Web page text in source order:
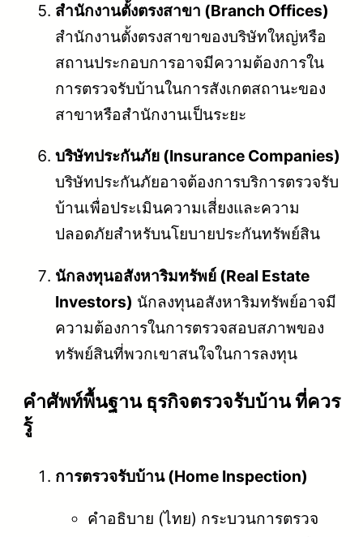
สำนักงานตั้งตรงสาขา (Branch Offices)
สำนักงานตั้งตรงสาขาของบริษัทใหญ่หรือ
สถานประกอบการอาจมีความต้องการใน
การตรวจรับบ้านในการสังเกตสถานะของ
สาขาหรือสำนักงานเป็นระยะ
บริษัทประกันภัย (Insurance Companies)
บริษัทประกันภัยอาจต้องการบริการตรวจรับ
บ้านเพื่อประเมินความเสี่ยงและความ
ปลอดภัยสำหรับนโยบายประกันทรัพย์สิน
นักลงทุนอสังหาริมทรัพย์ (Real Estate
Investors) นักลงทุนอสังหาริมทรัพย์อาจมี
ความต้องการในการตรวจสอบสภาพของ
ทรัพย์สินที่พวกเขาสนใจในการลงทุน
คําศัพท์พื้นฐาน ธุรกิจตรวจรับบ้าน ที่ควร
รู้
การตรวจรับบ้าน (Home Inspection)
คำอธิบาย (ไทย) กระบวนการตรวจ